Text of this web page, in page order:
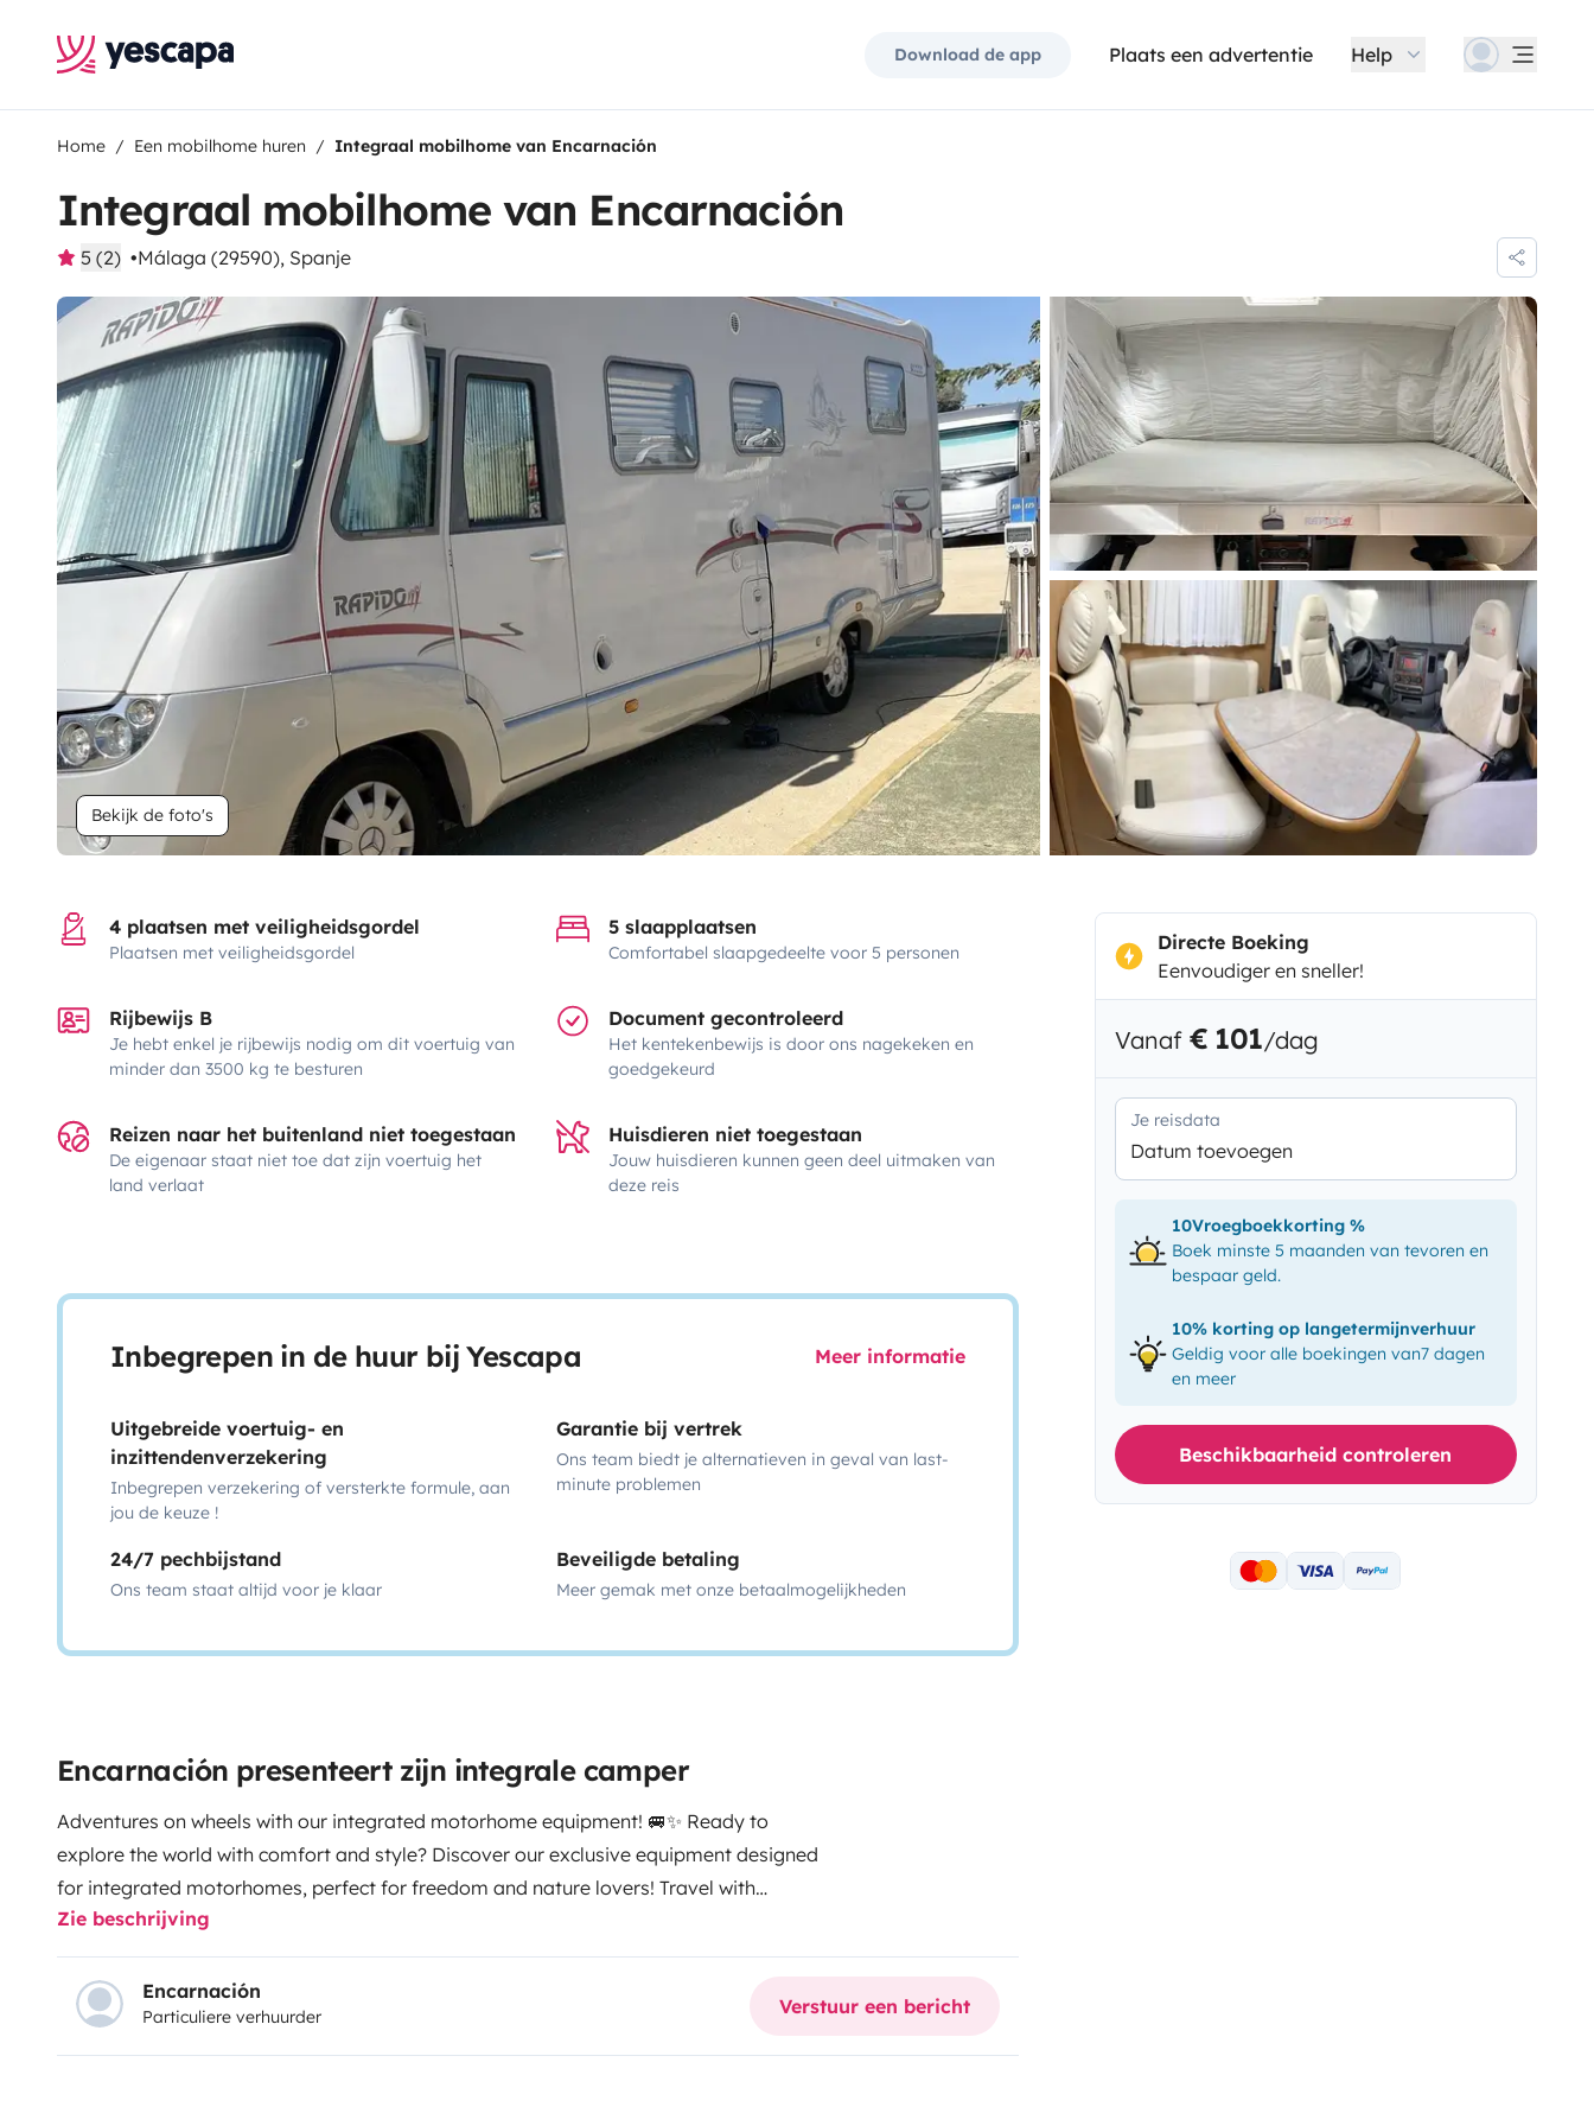
Download de app Plaats een advertentie Help
Home Een mobilhome huren Integraal mobilhome van Encarnación
Integraal mobilhome van Encarnación
5 (2) Málaga (29590), Spanje
Bekijk de foto's
4 plaatsen met veiligheidsgordel
Plaatsen met veiligheidsgordel
5 slaapplaatsen
Comfortabel slaapgedeelte voor 5 personen
Rijbewijs B
Je hebt enkel je rijbewijs nodig om dit voertuig van
minder dan 3500 kg te besturen
Document gecontroleerd
Het kentekenbewijs is door ons nagekeken en
goedgekeurd
Reizen naar het buitenland niet toegestaan
De eigenaar staat niet toe dat zijn voertuig het
land verlaat
Huisdieren niet toegestaan
Jouw huisdieren kunnen geen deel uitmaken van
deze reis
Inbegrepen in de huur bij Yescapa Meer informatie
Uitgebreide voertuig- en
inzittendenverzekering
Inbegrepen verzekering of versterkte formule, aan
jou de keuze !
Garantie bij vertrek
Ons team biedt je alternatieven in geval van last-
minute problemen
24/7 pechbijstand
Ons team staat altijd voor je klaar
Beveiligde betaling
Meer gemak met onze betaalmogelijkheden
Encarnación presenteert zijn integrale camper
Adventures on wheels with our integrated motorhome equipment! 🚐✨ Ready to
explore the world with comfort and style? Discover our exclusive equipment designed
for integrated motorhomes, perfect for freedom and nature lovers! Travel with
premium insurance option only.
refrigerator, three-burner stove, oven, and sink, so you can prepare your favorite
meals wherever you go.
Private bathroom: Enjoy the comfort of a full bathroom with a shower, sink, and toilet,
so you can feel at home anywhere. Rest area: Comfortable and spacious beds with
Zie beschrijving
Encarnación
Particuliere verhuurder Verstuur een bericht
Directe Boeking
Eenvoudiger en sneller!
Vanaf € 101/dag
Je reisdata
Datum toevoegen
10Vroegboekkorting %
Boek minste 5 maanden van tevoren en
bespaar geld.
10% korting op langetermijnverhuur
Geldig voor alle boekingen van7 dagen
en meer
Beschikbaarheid controleren